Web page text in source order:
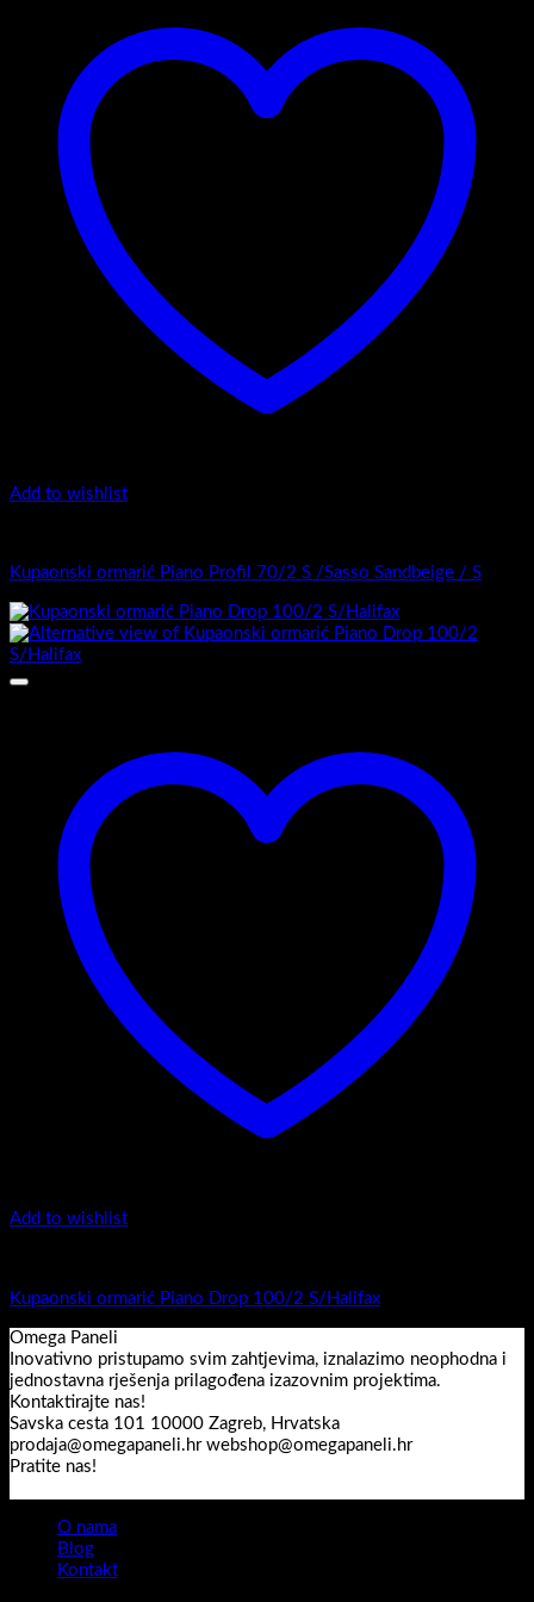
Add to wishlist
Kupaonski ormarić Piano Profil 70/2 S /Sasso Sandbeige / S
Add to wishlist
Kupaonski ormarić Piano Drop 100/2 S/Halifax
Omega Paneli
Inovativno pristupamo svim zahtjevima, iznalazimo neophodna i
jednostavna rješenja prilagođena izazovnim projektima.
Kontaktirajte nas!
Savska cesta 101 10000 Zagreb, Hrvatska
prodaja@omegapaneli.hr webshop@omegapaneli.hr
Pratite nas!
O nama
Blog
Kontakt